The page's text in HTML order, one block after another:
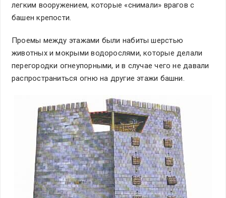
легким вооружением, которые «снимали» врагов с
башен крепости.
Проемы между этажами были набиты шерстью
животных и мокрыми водорослями, которые делали
перегородки огнеупорными, и в случае чего не давали
распространиться огню на другие этажи башни.